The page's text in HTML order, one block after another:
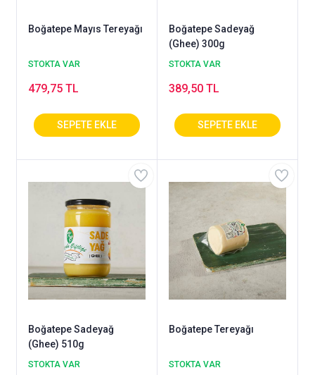
Boğatepe Mayıs Tereyağı
STOKTA VAR
479,75 TL
Boğatepe Sadeyağ
(Ghee) 300g
STOKTA VAR
389,50 TL
Boğatepe Sadeyağ
(Ghee) 510g
STOKTA VAR
Boğatepe Tereyağı
STOKTA VAR